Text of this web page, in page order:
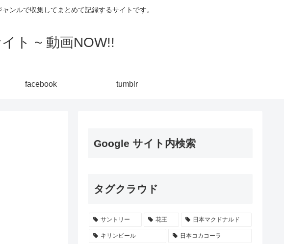
ンルで収集してまとめて記録するサイトです。
ト ~ 動画NOW!!
facebook tumblr
Google サイト内検索
タグクラウド
サントリー 花王 日本マクドナルド
キリンビール 日本コカコーラ